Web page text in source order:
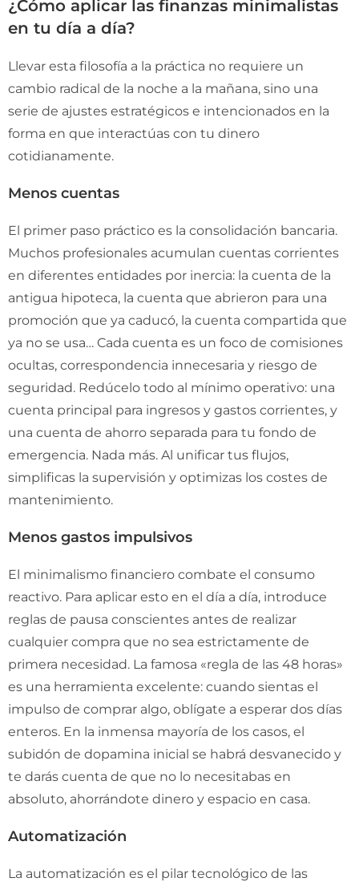
¿Cómo aplicar las finanzas minimalistas
en tu día a día?
Llevar esta filosofía a la práctica no requiere un
cambio radical de la noche a la mañana, sino una
serie de ajustes estratégicos e intencionados en la
forma en que interactúas con tu dinero
cotidianamente.
Menos cuentas
El primer paso práctico es la consolidación bancaria.
Muchos profesionales acumulan cuentas corrientes
en diferentes entidades por inercia: la cuenta de la
antigua hipoteca, la cuenta que abrieron para una
promoción que ya caducó, la cuenta compartida que
ya no se usa… Cada cuenta es un foco de comisiones
ocultas, correspondencia innecesaria y riesgo de
seguridad. Redúcelo todo al mínimo operativo: una
cuenta principal para ingresos y gastos corrientes, y
una cuenta de ahorro separada para tu fondo de
emergencia. Nada más. Al unificar tus flujos,
simplificas la supervisión y optimizas los costes de
mantenimiento.
Menos gastos impulsivos
El minimalismo financiero combate el consumo
reactivo. Para aplicar esto en el día a día, introduce
reglas de pausa conscientes antes de realizar
cualquier compra que no sea estrictamente de
primera necesidad. La famosa «regla de las 48 horas»
es una herramienta excelente: cuando sientas el
impulso de comprar algo, oblígate a esperar dos días
enteros. En la inmensa mayoría de los casos, el
subidón de dopamina inicial se habrá desvanecido y
te darás cuenta de que no lo necesitabas en
absoluto, ahorrándote dinero y espacio en casa.
Automatización
La automatización es el pilar tecnológico de las